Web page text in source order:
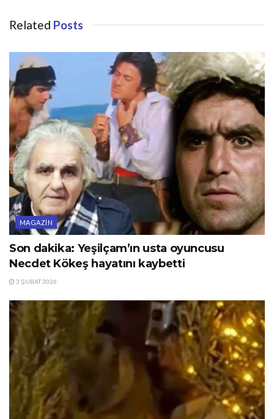
Related Posts
MAGAZIN
Son dakika: Yeşilçam’ın usta oyuncusu
Necdet Kökeş hayatını kaybetti
3 ŞUBAT 2026